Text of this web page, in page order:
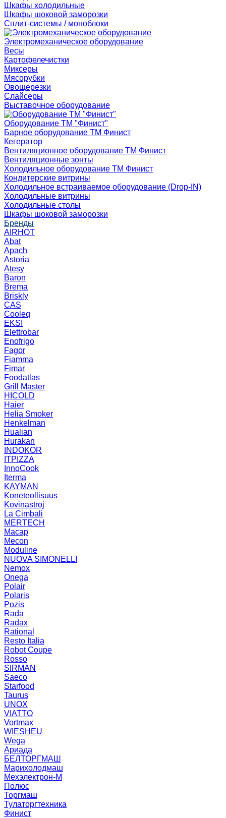
Шкафы холодильные
Шкафы шоковой заморозки
Сплит-системы / моноблоки
Электромеханическое оборудование
Весы
Картофелечистки
Миксеры
Мясорубки
Овощерезки
Слайсеры
Выставочное оборудование
Оборудование ТМ "Финист"
Барное оборудование ТМ Финист
Кегератор
Вентиляционное оборудование ТМ Финист
Вентиляционные зонты
Холодильное оборудование ТМ Финист
Кондитерские витрины
Холодильное встраиваемое оборудование (Drop-IN)
Холодильные витрины
Холодильные столы
Шкафы шоковой заморозки
Бренды
AIRHOT
Abat
Apach
Astoria
Atesy
Baron
Brema
Briskly
CAS
Cooleq
EKSI
Elettrobar
Enofrigo
Fagor
Fiamma
Fimar
Foodatlas
Grill Master
HICOLD
Haier
Helia Smoker
Henkelman
Hualian
Hurakan
INDOKOR
ITPIZZA
InnoCook
Iterma
KAYMAN
Koneteollisuus
Kovinastroj
La Cimbali
MERTECH
Macap
Mecon
Moduline
NUOVA SIMONELLI
Nemox
Onega
Polair
Polaris
Pozis
Rada
Radax
Rational
Resto Italia
Robot Coupe
Rosso
SIRMAN
Saeco
Starfood
Taurus
UNOX
VIATTO
Vortmax
WIESHEU
Wega
Ариада
БЕЛТОРГМАШ
Марихолодмаш
Мехэлектрон-М
Полюс
Торгмаш
Тулаторгтехника
Финист